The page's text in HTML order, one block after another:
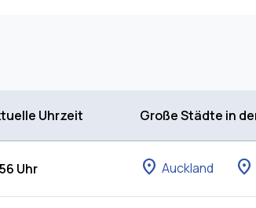
Uhrzeit Große Städte in
Uhr location_on Auckland location_on